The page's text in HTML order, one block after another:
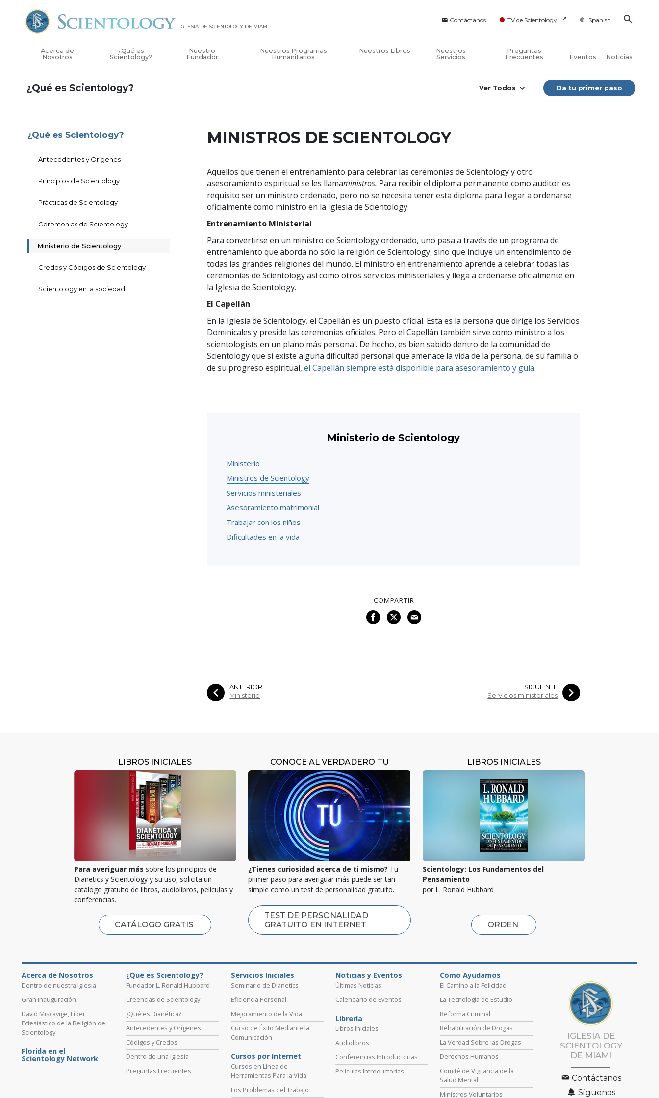
Contáctanos TV de Scientology Spanish
IGLESIA DE SCIENTOLOGY DE MIAMI
Acerca de
Nosotros
¿Qué es
Scientology?
Nuestro
Fundador
Nuestros Programas
Humanitarios
Nuestros Libros
Nuestros
Servicios
Preguntas
Frecuentes
Eventos Noticias
¿Qué es Scientology? Ver Todos Da tu primer paso
MINISTROS DE SCIENTOLOGY
Aquellos que tienen el entrenamiento para celebrar las ceremonias de Scientology y otro
asesoramiento espiritual se les llamaministros. Para recibir el diploma permanente como auditor es
requisito ser un ministro ordenado, pero no se necesita tener esta diploma para llegar a ordenarse
oficialmente como ministro en la Iglesia de Scientology.
Entrenamiento Ministerial
Para convertirse en un ministro de Scientology ordenado, uno pasa a través de un programa de
entrenamiento que aborda no sólo la religión de Scientology, sino que incluye un entendimiento de
todas las grandes religiones del mundo. El ministro en entrenamiento aprende a celebrar todas las
ceremonias de Scientology así como otros servicios ministeriales y llega a ordenarse oficialmente en
la Iglesia de Scientology.
El Capellán
En la Iglesia de Scientology, el Capellán es un puesto oficial. Esta es la persona que dirige los Servicios
Dominicales y preside las ceremonias oficiales. Pero el Capellán también sirve como ministro a los
scientologists en un plano más personal. De hecho, es bien sabido dentro de la comunidad de
Scientology que si existe alguna dificultad personal que amenace la vida de la persona, de su familia o
de su progreso espiritual,el Capellán siempre está disponible para asesoramiento y guía.
Ministerio de Scientology
Ministerio
Ministros de Scientology
Servicios ministeriales
Asesoramiento matrimonial
Trabajar con los niños
Dificultades en la vida
COMPARTIR
ANTERIOR
Ministerio
SIGUIENTE
Servicios ministeriales
¿Qué es Scientology?
Antecedentes y Orígenes
Principios de Scientology
Prácticas de Scientology
Ceremonias de Scientology
Ministerio de Scientology
Credos y Códigos de Scientology
Scientology en la sociedad
LIBROS INICIALES
Para averiguar más sobre los principios de
Dianetics y Scientology y su uso, solicita un
catálogo gratuito de libros, audiolibros, películas y
conferencias.
CATÁLOGO GRATIS
CONOCE AL VERDADERO TÚ
¿Tienes curiosidad acerca de ti mismo? Tu
primer paso para averiguar más puede ser tan
simple como un test de personalidad gratuito.
TEST DE PERSONALIDAD
GRATUITO EN INTERNET
LIBROS INICIALES
Scientology: Los Fundamentos del
Pensamiento
por L. Ronald Hubbard
ORDEN
Acerca de Nosotros
Dentro de nuestra Iglesia
Gran Inauguración
David Miscavige, Líder
Eclesiástico de la Religión de
Scientology
Florida en el
Scientology Network
¿Qué es Scientology?
Fundador L. Ronald Hubbard
Creencias de Scientology
¿Qué es Dianética?
Antecedentes y Orígenes
Códigos y Credos
Dentro de una Iglesia
Preguntas Frecuentes
Servicios Iniciales
Seminario de Dianetics
Eficiencia Personal
Mejoramiento de la Vida
Curso de Éxito Mediante la
Comunicación
Cursos por Internet
Cursos en Línea de
Herramientas Para la Vida
Los Problemas del Trabajo
Noticias y Eventos
Últimas Noticias
Calendario de Eventos
Librería
Libros Iniciales
Audiolibros
Conferencias Introductorias
Películas Introductorias
Cómo Ayudamos
El Camino a la Felicidad
La Tecnología de Estudio
Reforma Criminal
Rehabilitación de Drogas
La Verdad Sobre las Drogas
Derechos Humanos
Comité de Vigilancia de la
Salud Mental
Ministros Voluntarios
IGLESIA DE
SCIENTOLOGY
DE MIAMI
Contáctanos
Síguenos